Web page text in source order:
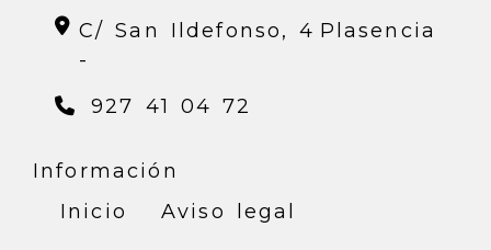
C/ San Ildefonso, 4
-
Plasencia
927 41 04 72
Información
Inicio
Aviso legal